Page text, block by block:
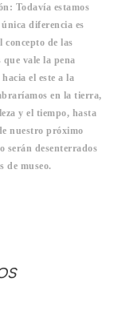
Todavía estamos
diferencia es
concepto de las
que vale la pena
el este a la
en la tierra,
y el tiempo, hasta
nuestro próximo
serán desenterrados
de museo.